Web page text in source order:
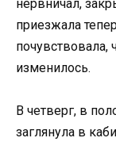
нервничал,
приезжала
почувствовала,
изменилось.
В четверг, в
заглянула в